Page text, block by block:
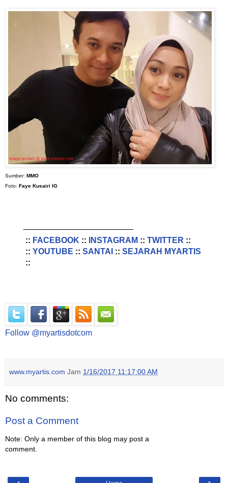
Sumber: MMO
Foto: Faye Kusairi IG
:: FACEBOOK :: INSTAGRAM :: TWITTER ::
:: YOUTUBE :: SANTAI :: SEJARAH MYARTIS
::
Follow @myartisdotcom
www.myartis.com Jam 1/16/2017 11:17:00 AM
No comments:
Post a Comment
Note: Only a member of this blog may post a
comment.